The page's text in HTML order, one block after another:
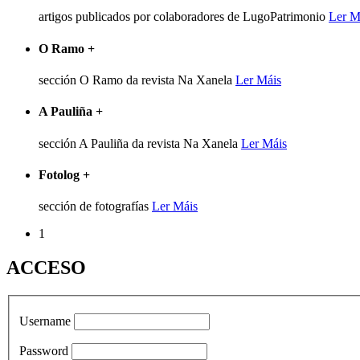
artigos publicados por colaboradores de LugoPatrimonio Ler
O Ramo +
sección O Ramo da revista Na Xanela Ler Máis
A Pauliña +
sección A Pauliña da revista Na Xanela Ler Máis
Fotolog +
sección de fotografías Ler Máis
1
ACCESO
Username
Password